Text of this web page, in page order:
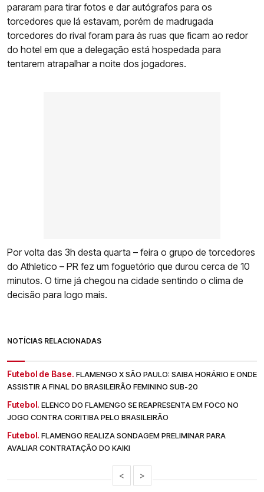
pararam para tirar fotos e dar autógrafos para os
torcedores que lá estavam, porém de madrugada
torcedores do rival foram para às ruas que ficam ao redor
do hotel em que a delegação está hospedada para
tentarem atrapalhar a noite dos jogadores.
Por volta das 3h desta quarta – feira o grupo de torcedores
do Athletico – PR fez um foguetório que durou cerca de 10
minutos. O time já chegou na cidade sentindo o clima de
decisão para logo mais.
NOTÍCIAS RELACIONADAS
Futebol de Base. FLAMENGO X SÃO PAULO: SAIBA HORÁRIO E ONDE
ASSISTIR A FINAL DO BRASILEIRÃO FEMININO SUB-20
Futebol. ELENCO DO FLAMENGO SE REAPRESENTA EM FOCO NO
JOGO CONTRA CORITIBA PELO BRASILEIRÃO
Futebol. FLAMENGO REALIZA SONDAGEM PRELIMINAR PARA
AVALIAR CONTRATAÇÃO DO KAIKI
< >